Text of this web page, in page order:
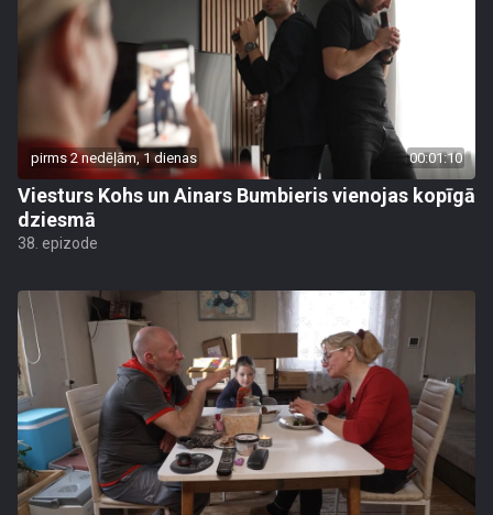
pirms 2 nedēļām, 1 dienas 00:01:10
Viesturs Kohs un Ainars Bumbieris vienojas kopīgā
dziesmā
38. epizode